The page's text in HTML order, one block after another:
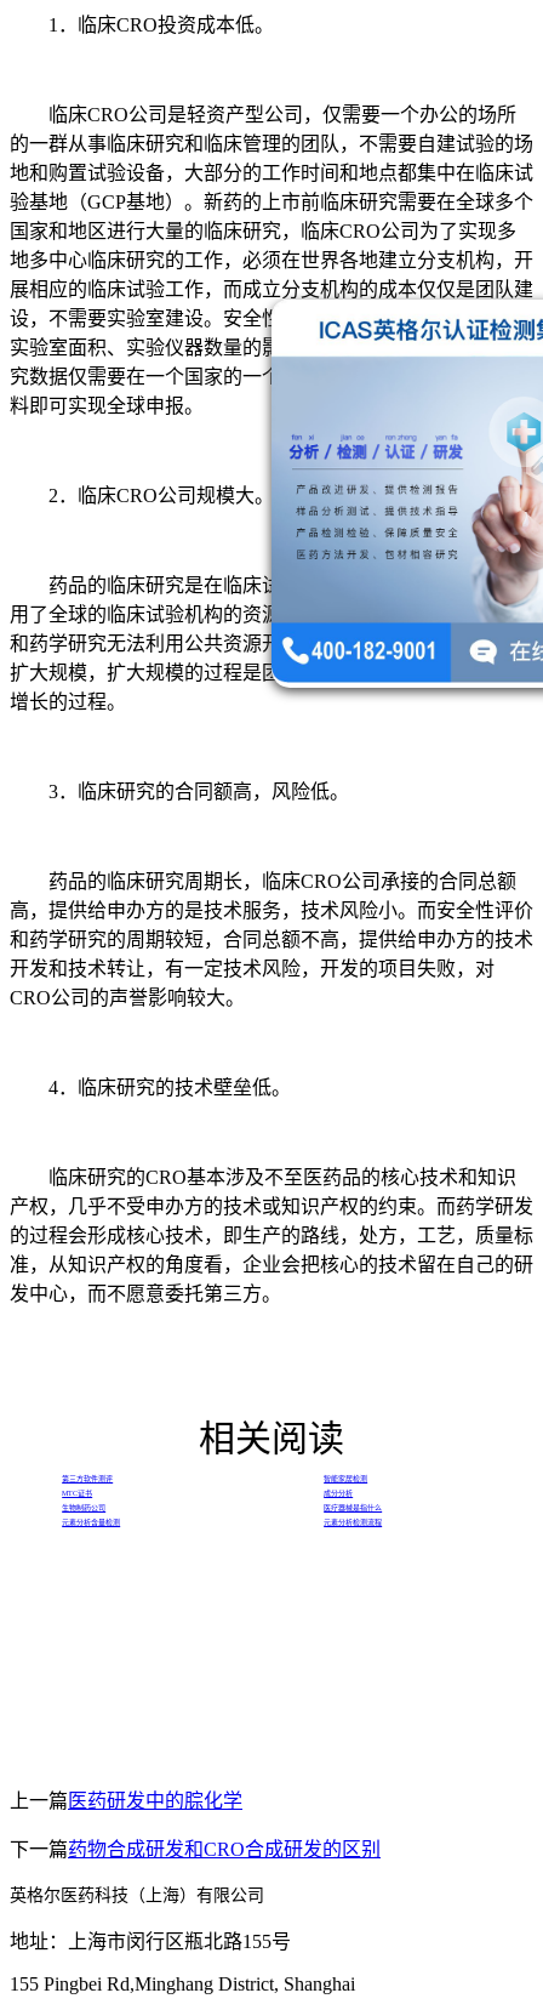
1．临床CRO投资成本低。
临床CRO公司是轻资产型公司，仅需要一个办公的场所
的一群从事临床研究和临床管理的团队，不需要自建试验的场
地和购置试验设备，大部分的工作时间和地点都集中在临床试
验基地（GCP基地）。新药的上市前临床研究需要在全球多个
国家和地区进行大量的临床研究，临床CRO公司为了实现多
地多中心临床研究的工作，必须在世界各地建立分支机构，开
展相应的临床试验工作，而成立分支机构的成本仅仅是团队建
设，不需要实验室建设。安全性评价研究和药研究的规模受到
实验室面积、实验仪器数量的影响。安全性评价研究和药学研
究数据仅需要在一个国家的一个地点完成研究，形成数据和资
料即可实现全球申报。
2．临床CRO公司规模大。
药品的临床研究是在临床试验基地完成的，临床CRO利
用了全球的临床试验机构的资源即可开展。而安全性评价研究
和药学研究无法利用公共资源开展研究，只能通过自建的方式
扩大规模，扩大规模的过程是团队、试验场所、试验设备同步
增长的过程。
3．临床研究的合同额高，风险低。
药品的临床研究周期长，临床CRO公司承接的合同总额
高，提供给申办方的是技术服务，技术风险小。而安全性评价
和药学研究的周期较短，合同总额不高，提供给申办方的技术
开发和技术转让，有一定技术风险，开发的项目失败，对
CRO公司的声誉影响较大。
4．临床研究的技术壁垒低。
临床研究的CRO基本涉及不至医药品的核心技术和知识
产权，几乎不受申办方的技术或知识产权的约束。而药学研发
的过程会形成核心技术，即生产的路线，处方，工艺，质量标
准，从知识产权的角度看，企业会把核心的技术留在自己的研
发中心，而不愿意委托第三方。
相关阅读
第三方软件测评
智能家居检测
MTC证书
成分分析
生物制药公司
医疗器械是指什么
元素分析含量检测
元素分析检测流程
上一篇 医药研发中的腙化学
下一篇药物合成研发和CRO合成研发的区别
英格尔医药科技（上海）有限公司
地址：上海市闵行区瓶北路155号
155 Pingbei Rd,Minghang District, Shanghai